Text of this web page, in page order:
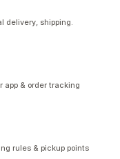
delivery, shipping.
app & order tracking
rules & pickup points